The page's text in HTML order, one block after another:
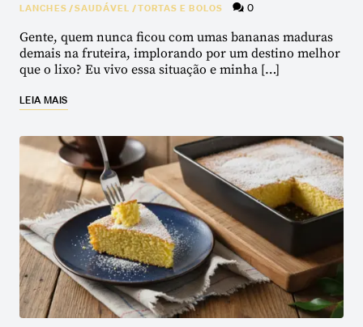
LANCHES/SAUDÁVEL /TORTAS E BOLOS 0
Gente, quem nunca ficou com umas bananas maduras
demais na fruteira, implorando por um destino melhor
que o lixo? Eu vivo essa situação e minha […]
LEIA MAIS